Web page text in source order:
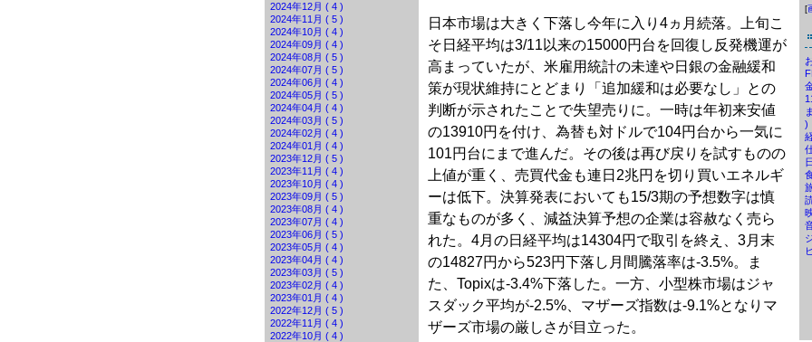
2024年12月 ( 4 )
2024年11月 ( 5 )
2024年10月 ( 4 )
2024年09月 ( 4 )
2024年08月 ( 5 )
2024年07月 ( 5 )
2024年06月 ( 4 )
2024年05月 ( 5 )
2024年04月 ( 4 )
2024年03月 ( 5 )
2024年02月 ( 4 )
2024年01月 ( 4 )
2023年12月 ( 5 )
2023年11月 ( 4 )
2023年10月 ( 4 )
2023年09月 ( 5 )
2023年08月 ( 4 )
2023年07月 ( 4 )
2023年06月 ( 5 )
2023年05月 ( 4 )
2023年04月 ( 4 )
2023年03月 ( 5 )
2023年02月 ( 4 )
2023年01月 ( 4 )
2022年12月 ( 5 )
2022年11月 ( 4 )
2022年10月 ( 4 )
日本市場は大きく下落し今年に入り4ヵ月続落。上旬こ
そ日経平均は3/11以来の15000円台を回復し反発機運が
高まっていたが、米雇用統計の未達や日銀の金融緩和
策が現状維持にとどまり「追加緩和は必要なし」との
判断が示されたことで失望売りに。一時は年初来安値
の13910円を付け、為替も対ドルで104円台から一気に
101円台にまで進んだ。その後は再び戻りを試すものの
上値が重く、売買代金も連日2兆円を切り買いエネルギ
ーは低下。決算発表においても15/3期の予想数字は慎
重なものが多く、減益決算予想の企業は容赦なく売ら
れた。4月の日経平均は14304円で取引を終え、3月末
の14827円から523円下落し月間騰落率は-3.5%。ま
た、Topixは-3.4%下落した。一方、小型株市場はジャ
スダック平均が-2.5%、マザーズ指数は-9.1%となりマ
ザーズ市場の厳しさが目立った。
[
)